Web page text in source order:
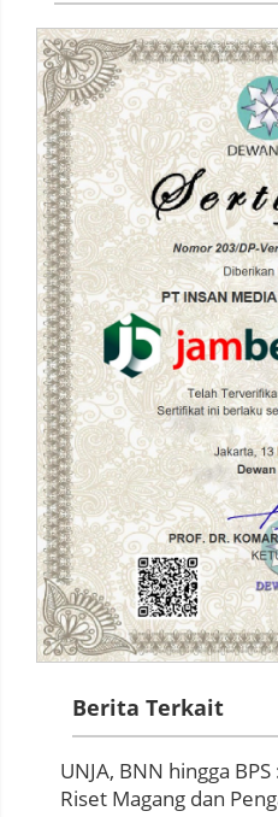
Berita Terkait
UNJA, BNN hingga
Riset Magang dan